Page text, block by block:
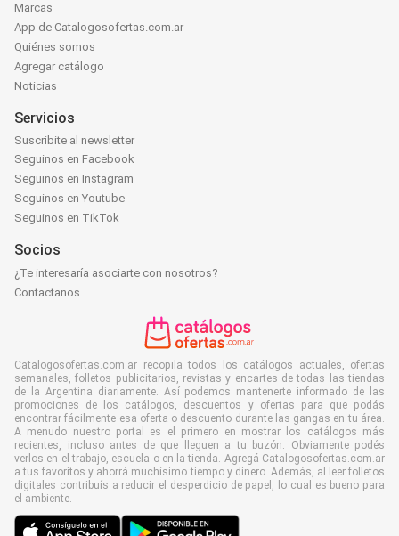
Marcas
App de Catalogosofertas.com.ar
Quiénes somos
Agregar catálogo
Noticias
Servicios
Suscribite al newsletter
Seguinos en Facebook
Seguinos en Instagram
Seguinos en Youtube
Seguinos en TikTok
Socios
¿Te interesaría asociarte con nosotros?
Contactanos
Catalogosofertas.com.ar recopila todos los catálogos actuales, ofertas
semanales, folletos publicitarios, revistas y encartes de todas las tiendas
de la Argentina diariamente. Así podemos mantenerte informado de las
promociones de los catálogos, descuentos y ofertas para que podás
encontrar fácilmente esa oferta o descuento durante las gangas en tu área.
A menudo nuestro portal es el primero en mostrar los catálogos más
recientes, incluso antes de que lleguen a tu buzón. Obviamente podés
verlos en el trabajo, escuela o en la tienda. Agregá Catalogosofertas.com.ar
a tus favoritos y ahorrá muchísimo tiempo y dinero. Además, al leer folletos
digitales contribuís a reducir el desperdicio de papel, lo cual es bueno para
el ambiente.